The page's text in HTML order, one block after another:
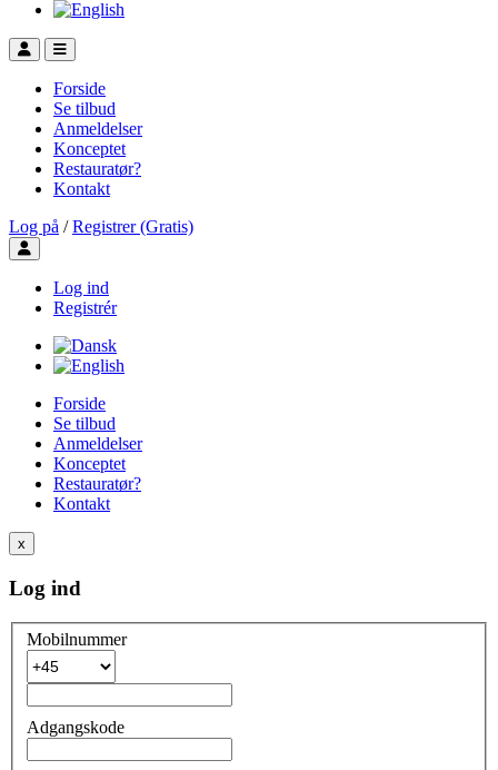
Forside
Se tilbud
Anmeldelser
Konceptet
Restauratør?
Kontakt
Log på / Registrer (Gratis)
Toggle user menu
Log ind
Registrér
Forside
Se tilbud
Anmeldelser
Konceptet
Restauratør?
Kontakt
x
Log ind
Mobilnummer
Adgangskode